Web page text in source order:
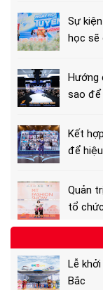
Sự
học sẽ
Hướng
sao để
Kết
để
Quản
tổ
Lễ
Bắc